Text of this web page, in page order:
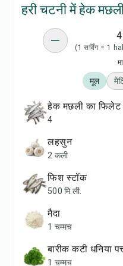
हरी चटनी में हेक
4
(1 सर्विंग = 1
मूल
हेक मछली का फिलेट
4
लहसुन
2 कली
फिश स्टॉक
500 मि.ली.
मैदा
1 चम्मच
बारीक कटी धनिया
1 चम्मच